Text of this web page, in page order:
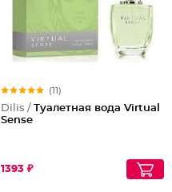
(11)
Dilis / Туалетная вода Virtual
Sense
1393 ₽